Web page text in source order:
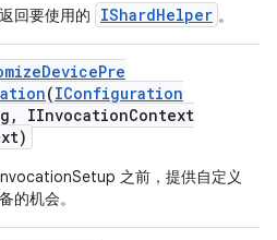
回要使用的 IShardHelper 。
DevicePre
(IConfiguration
, IInvocationContext
之前，提供自定义
的机会。